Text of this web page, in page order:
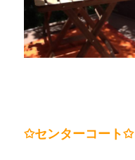
✩センターコート✩